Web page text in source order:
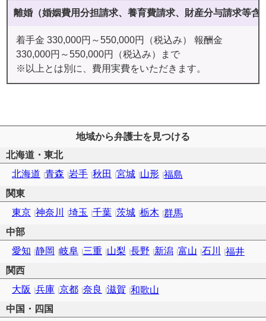
離婚（婚姻費用分担請求、養育費請求、財産分与請求等含
着手金 330,000円～550,000円（税込み） 報酬金
330,000円～550,000円（税込み）まで
※以上とは別に、費用実費をいただきます。
地域から弁護士を見つける
北海道・東北
北海道 青森 岩手 秋田 宮城 山形 福島
関東
東京 神奈川 埼玉 千葉 茨城 栃木 群馬
中部
愛知 静岡 岐阜 三重 山梨 長野 新潟 富山 石川
福井
関西
大阪 兵庫 京都 奈良 滋賀 和歌山
中国・四国